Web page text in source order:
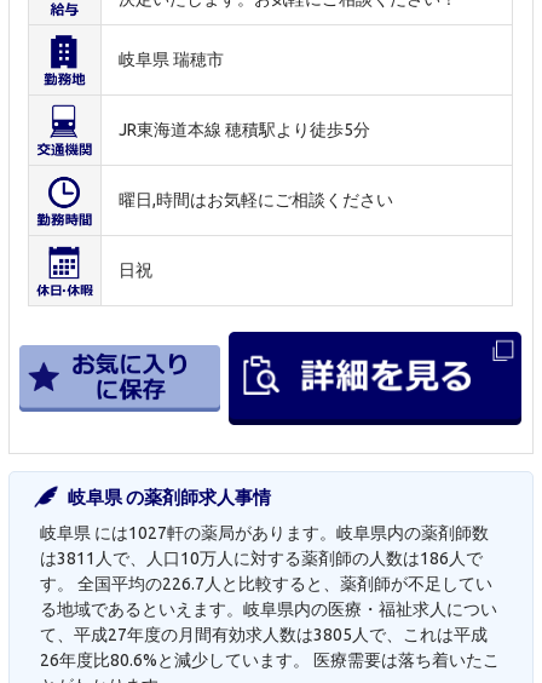
岐阜県 瑞穂市
JR東海道本線 穂積駅より徒歩5分
曜日,時間はお気軽にご相談ください
日祝
岐阜県 の薬剤師求人事情
岐阜県 には1027軒の薬局があります。岐阜県内の薬剤師数
は3811人で、人口10万人に対する薬剤師の人数は186人で
す。 全国平均の226.7人と比較すると、薬剤師が不足してい
る地域であるといえます。岐阜県内の医療・福祉求人につい
て、平成27年度の月間有効求人数は3805人で、これは平成
26年度比80.6%と減少しています。 医療需要は落ち着いたこ